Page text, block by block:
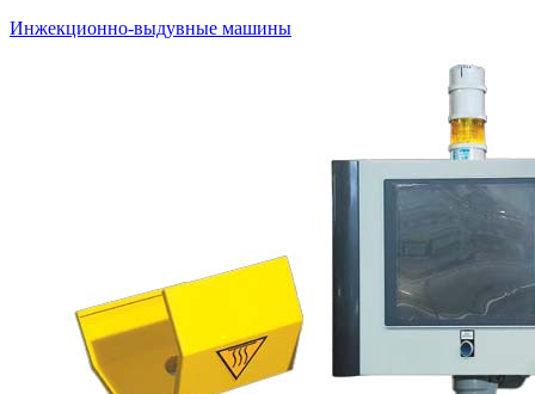
Инжекционно-выдувные машины